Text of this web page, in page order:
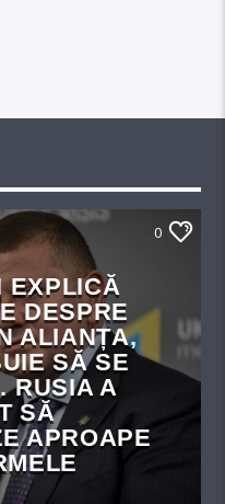
0
EXPLICĂ
DESPRE
ALIANȚA,
SĂ SE
RUSIA A
SĂ
APROAPE